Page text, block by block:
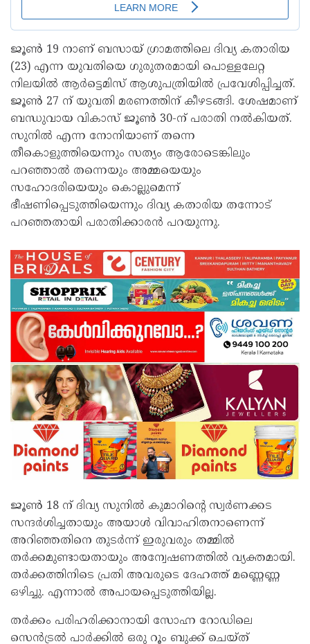
ജൂണ്‍ 19 നാണ് ബസായ് ഗ്രാമത്തിലെ ദിവ്യ കതാരിയ
(23) എന്ന യുവതിയെ ഗുരുതരമായി പൊള്ളലേറ്റ
നിലയില്‍ ആര്‍ട്ടെമിസ് ആശുപത്രിയില്‍ പ്രവേശിപ്പിച്ചത്.
ജൂണ്‍ 27 ന് യുവതി മരണത്തിന് കീഴടങ്ങി. ശേഷമാണ്
ബന്ധുവായ വികാസ് ജൂണ്‍ 30-ന് പരാതി നല്‍കിയത്.
സുനില്‍ എന്ന നോനിയാണ് തന്നെ
തീകൊളുത്തിയെന്നും സത്യം ആരോടെങ്കിലും
പറഞ്ഞാല്‍ തന്നെയും അമ്മയെയും
സഹോദരിയെയും കൊല്ലുമെന്ന്
ഭീഷണിപ്പെടുത്തിയെന്നും ദിവ്യ കതാരിയ തന്നോട്
പറഞ്ഞതായി പരാതിക്കാരന്‍ പറയുന്നു.
ജൂണ്‍ 18 ന് ദിവ്യ സുനില്‍ കുമാറിന്റെ സ്വര്‍ണക്കട
സന്ദര്‍ശിച്ചതായും അയാള്‍ വിവാഹിതനാണെന്ന്
അറിഞ്ഞതിനെ തുടര്‍ന്ന് ഇരുവരും തമ്മില്‍
തര്‍ക്കമുണ്ടായതായും അന്വേഷണത്തില്‍ വ്യക്തമായി.
തര്‍ക്കത്തിനിടെ പ്രതി അവരുടെ ദേഹത്ത് മണ്ണെണ്ണ
ഒഴിച്ചു. എന്നാല്‍ അപായപ്പെടുത്തിയില്ല.
തര്‍ക്കം പരിഹരിക്കാനായി സോഹ്ന റോഡിലെ
സെന്‍ട്രല്‍ പാര്‍ക്കില്‍ ഒരു റൂം ബുക്ക് ചെയ്ത്